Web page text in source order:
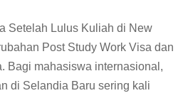
Setelah Lulus Kuliah di New
Post Study Work Visa dan
Bagi mahasiswa internasional,
di Selandia Baru sering kali